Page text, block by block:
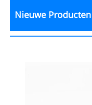
Nieuwe Producten